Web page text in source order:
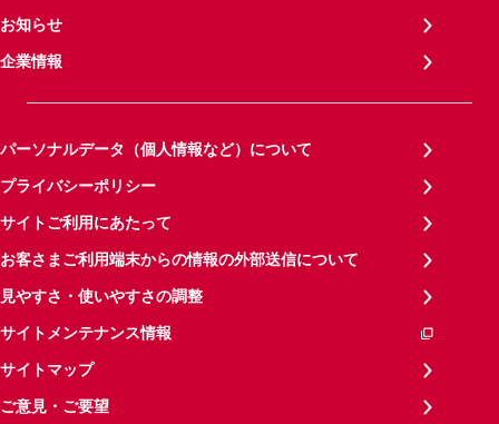
お知らせ
企業情報
パーソナルデータ（個人情報など）について
プライバシーポリシー
サイトご利用にあたって
お客さまご利用端末からの情報の外部送信について
見やすさ・使いやすさの調整
サイトメンテナンス情報
サイトマップ
ご意見・ご要望